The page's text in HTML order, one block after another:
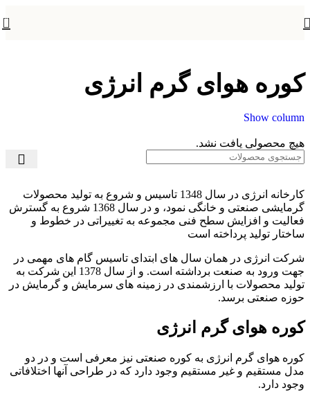
0
کوره هوای گرم انرژی
Show column
هیچ محصولی یافت نشد.
کارخانه انرژی در سال 1348 تاسیس و شروع به تولید محصولات
گرمایشی صنعتی و خانگی نمود، و در سال 1368 شروع به گسترش
فعالیت و افزایش سطح فنی مجموعه به تغییراتی در خطوط و
ساختار تولید پرداخته است
شرکت انرژی در همان سال های ابتدای تاسیس گام های مهمی در
جهت ورود به صنعت برداشته است. و از سال 1378 این شرکت به
تولید محصولات با ارزشمندی در زمینه های سرمایش و گرمایش در
حوزه صنعتی برسد.
کوره هوای گرم انرژی
کوره هوای گرم انرژی به کوره صنعتی نیز معرفی است و در دو
مدل مستقیم و غیر مستقیم وجود دارد که در طراحی آنها اختلافاتی
وجود دارد.